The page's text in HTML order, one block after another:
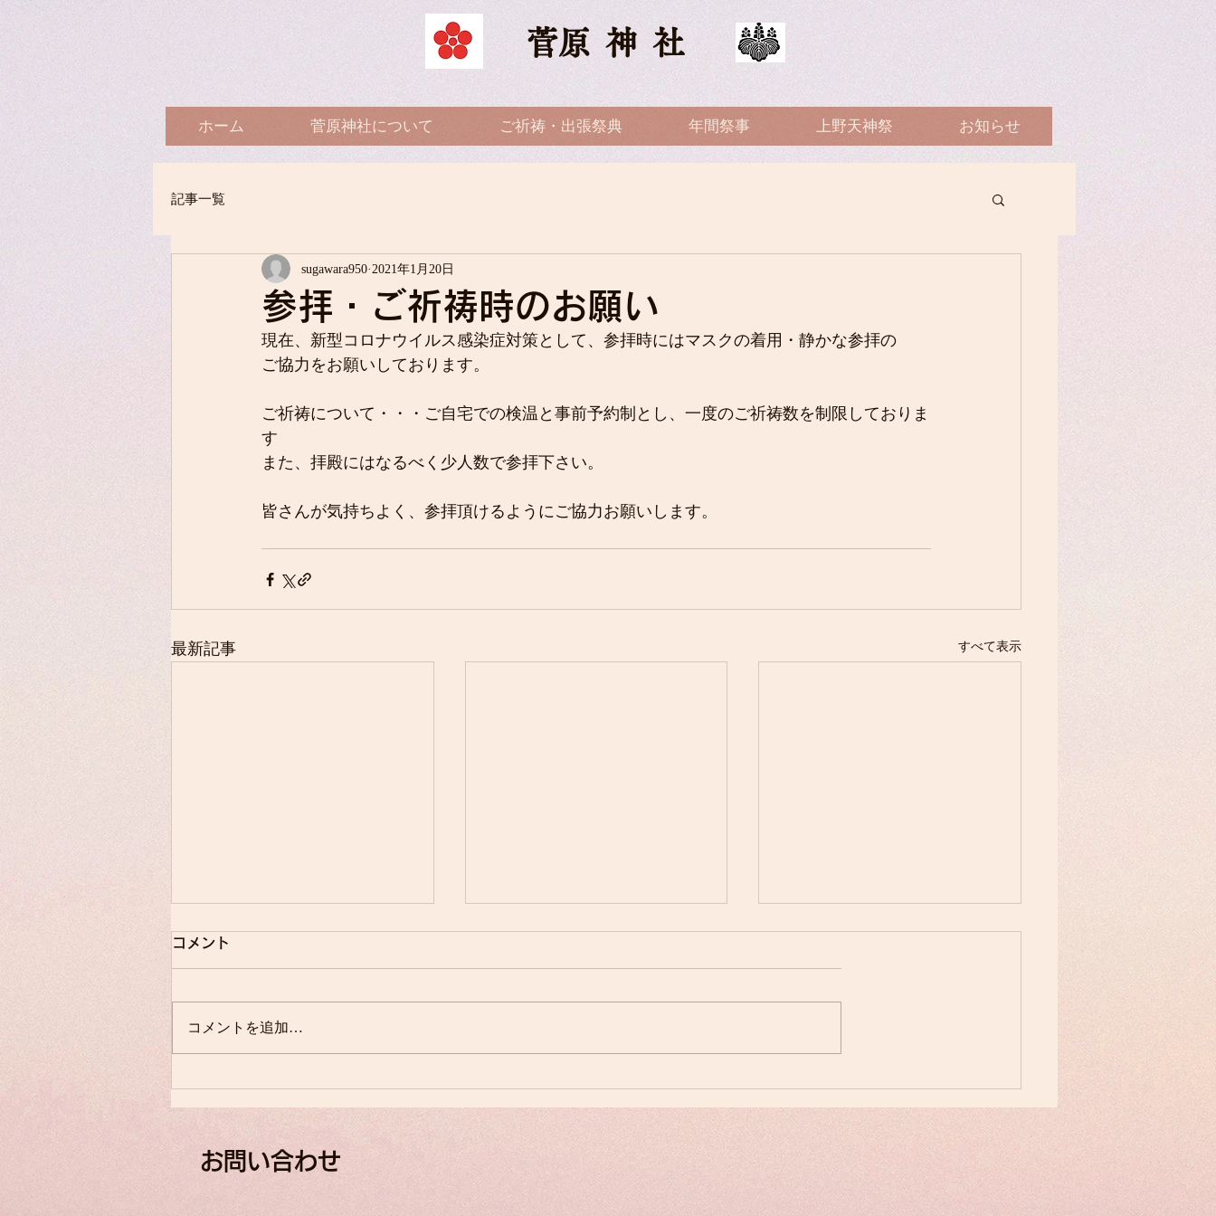
​菅原神社​
ホーム 菅原神社について ご祈祷・出張祭典 年間祭事 上野天神祭 お知らせ
記事一覧
参拝・ご祈祷時のお願い
sugawara950 2021年1月20日
現在、新型コロナウイルス感染症対策として、参拝時にはマスクの着用・静かな参拝の
ご協力をお願いしております。
ご祈祷について・・・ご自宅での検温と事前予約制とし、一度のご祈祷数を制限しておりま
す
また、拝殿にはなるべく少人数で参拝下さい。
皆さんが気持ちよく、参拝頂けるようにご協力お願いします。
最新記事 すべて表示
コメント
コメントを追加…
お問い合わせ